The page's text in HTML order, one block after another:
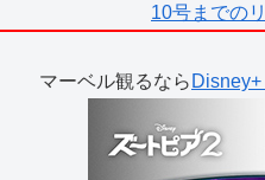
10号までの
マーベル観るなら